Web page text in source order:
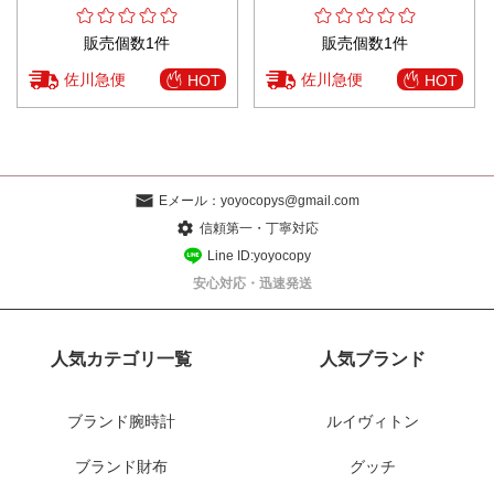
販売個数1件
佐川急便 HOT
販売個数1件
佐川急便 HOT
Eメール： yoyocopys@gmail.com
信頼第一・丁寧対応
Line ID:yoyocopy
安心対応・迅速発送
人気カテゴリ一覧
ブランド腕時計
ブランド財布
人気ブランド
ルイヴィトン
グッチ